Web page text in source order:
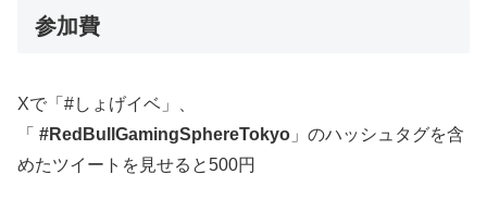
参加費
Xで「#しょげイベ」、
「 #RedBullGamingSphereTokyo 」のハッシュタグを含
めたツイートを見せると500円